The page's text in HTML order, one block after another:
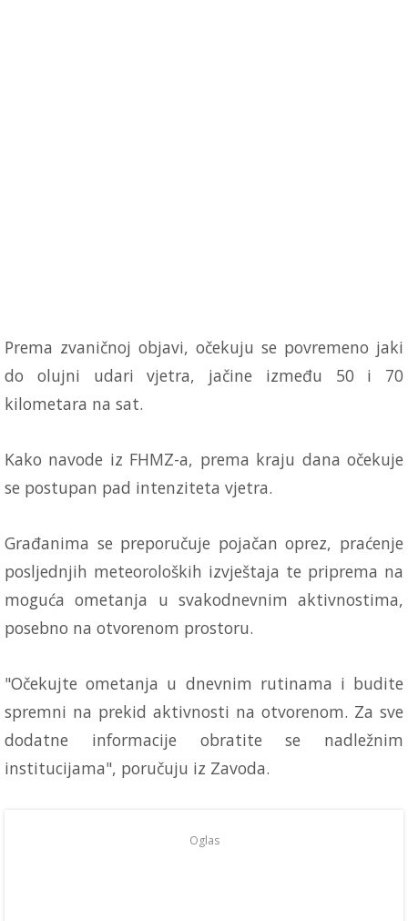
Prema zvaničnoj objavi, očekuju se povremeno jaki
do olujni udari vjetra, jačine između 50 i 70
kilometara na sat.
Kako navode iz FHMZ-a, prema kraju dana očekuje
se postupan pad intenziteta vjetra.
Građanima se preporučuje pojačan oprez, praćenje
posljednjih meteoroloških izvještaja te priprema na
moguća ometanja u svakodnevnim aktivnostima,
posebno na otvorenom prostoru.
"Očekujte ometanja u dnevnim rutinama i budite
spremni na prekid aktivnosti na otvorenom. Za sve
dodatne informacije obratite se nadležnim
institucijama", poručuju iz Zavoda.
Oglas